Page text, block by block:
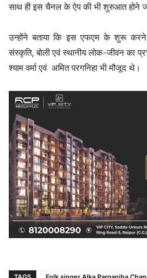
साथ ही इस चैनल के ऐप की भी शुरुआत होने
उन्होंने बताया कि इस एफएम के शुरू करने
संस्कृति, बोली एवं स्थानीय लोक-जीवन का
श्याम वर्मा एवं अमित परगनिहा भी मौजूद थे।